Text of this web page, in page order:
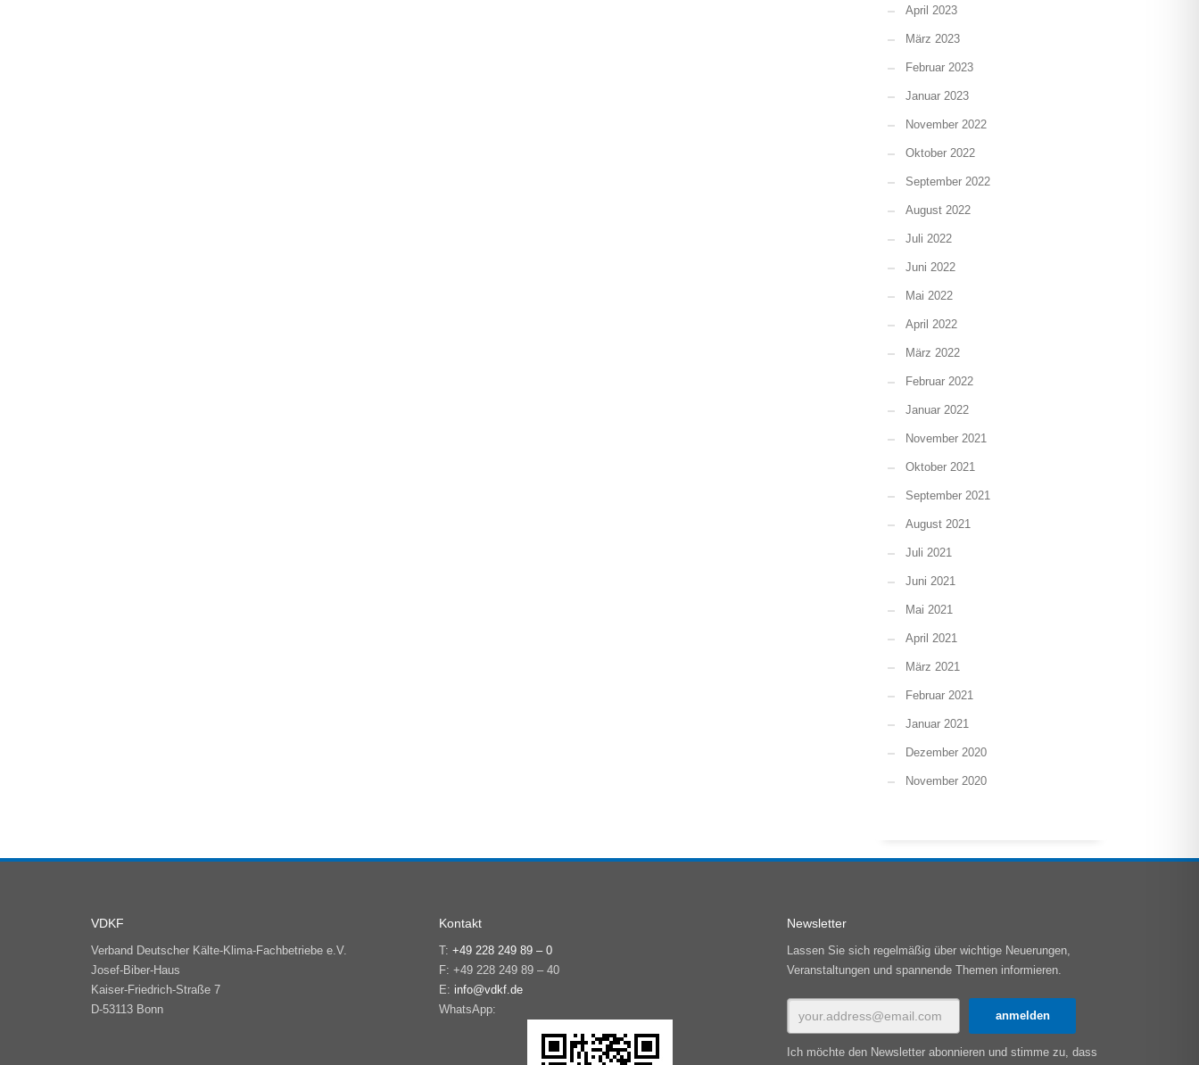
April 2023
März 2023
Februar 2023
Januar 2023
November 2022
Oktober 2022
September 2022
August 2022
Juli 2022
Juni 2022
Mai 2022
April 2022
März 2022
Februar 2022
Januar 2022
November 2021
Oktober 2021
September 2021
August 2021
Juli 2021
Juni 2021
Mai 2021
April 2021
März 2021
Februar 2021
Januar 2021
Dezember 2020
November 2020
VDKF
Verband Deutscher Kälte-Klima-Fachbetriebe e.V.
Josef-Biber-Haus
Kaiser-Friedrich-Straße 7
D-53113 Bonn
Kontakt
T: +49 228 249 89 – 0
F: +49 228 249 89 – 40
E: info@vdkf.de
WhatsApp:
Newsletter
Lassen Sie sich regelmäßig über wichtige Neuerungen,
Veranstaltungen und spannende Themen informieren.
Ich möchte den Newsletter abonnieren und stimme zu, dass